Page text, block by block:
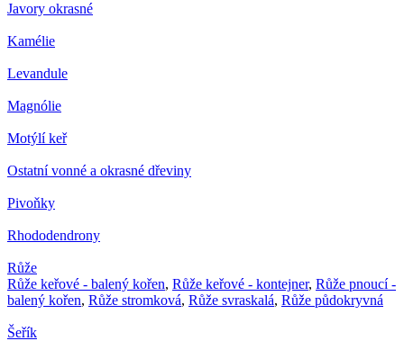
Javory okrasné
Kamélie
Levandule
Magnólie
Motýlí keř
Ostatní vonné a okrasné dřeviny
Pivoňky
Rhododendrony
Růže
Růže keřové - balený kořen, Růže keřové - kontejner, Růže pnoucí -
balený kořen, Růže stromková, Růže svraskalá, Růže půdokryvná
Šeřík